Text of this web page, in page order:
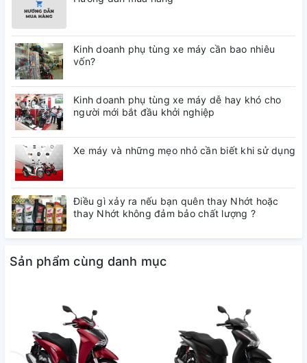
Kinh doanh phụ tùng xe máy cần bao nhiêu
vốn?
Kinh doanh phụ tùng xe máy dễ hay khó cho
người mới bắt đầu khởi nghiệp
Xe máy và những mẹo nhỏ cần biết khi sử dụng
Điều gì xảy ra nếu bạn quên thay Nhớt hoặc
thay Nhớt không đảm bảo chất lượng ?
Sản phẩm cùng danh mục